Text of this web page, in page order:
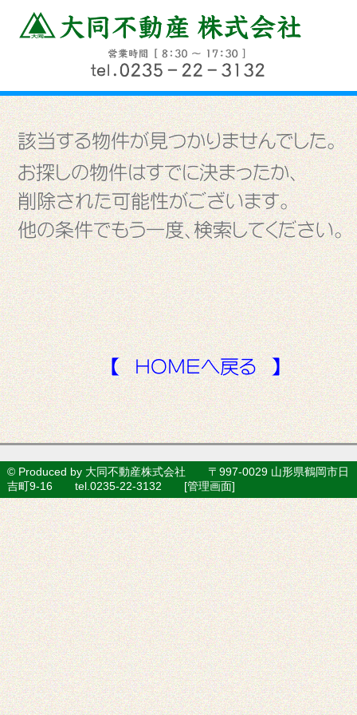
© Produced by 大同不動産株式会社 〒997-0029 山形県鶴岡市日
吉町9-16 tel.0235-22-3132 [管理画面]